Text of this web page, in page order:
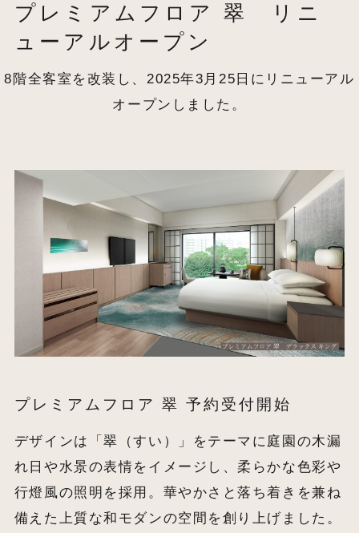
プレミアムフロア 翠 リニ
ューアルオープン
8階全客室を改装し、2025年3月25日にリニューアル
オープンしました。
プレミアムフロア 翠 予約受付開始
デザインは「翠（すい）」をテーマに庭園の木漏
れ日や水景の表情をイメージし、柔らかな色彩や
行燈風の照明を採用。華やかさと落ち着きを兼ね
備えた上質な和モダンの空間を創り上げました。